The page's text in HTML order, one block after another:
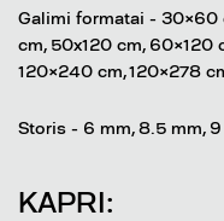
Galimi formatai -
cm, 50x120 cm, 60×120
120×240 cm, 120×278
Storis - 6 mm, 8.5 mm, 9
KAPRI: